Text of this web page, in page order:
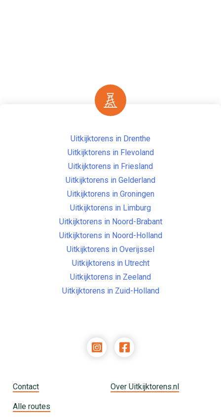
Contact Over Uitkijktorens.nl
Alle routes
Uitkijktorens in Drenthe
Uitkijktorens in Flevoland
Uitkijktorens in Friesland
Uitkijktorens in Gelderland
Uitkijktorens in Groningen
Uitkijktorens in Limburg
Uitkijktorens in Noord-Brabant
Uitkijktorens in Noord-Holland
Uitkijktorens in Overijssel
Uitkijktorens in Utrecht
Uitkijktorens in Zeeland
Uitkijktorens in Zuid-Holland